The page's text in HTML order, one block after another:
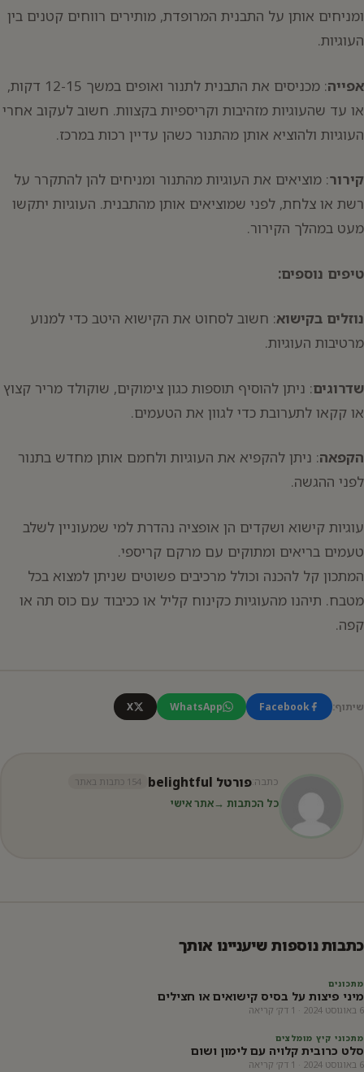
ומניחים אותן על התבנית המרופדת, מותירים רווחים קטנים בין
העוגיות.
אפייה
: מכניסים את התבנית לתנור ואופים במשך 12-15 דקות,
או עד שהעוגיות מזהיבות וקריספיות בקצוות. חשוב לעקוב אחרי
העוגיות ולהוציא אותן מהתנור כשהן עדיין רכות במרכז.
קירור: מוציאים את העוגיות מהתנור ומניחים להן להתקרר על
רשת או צלחת, לפני שמוציאים אותן מהתבנית. העוגיות יתקשו
מעט במהלך הקירור.
טיפים נוספים:
נוזלים בקישוא: חשוב לסחוט את הקישוא היטב כדי למנוע
מרטיבות העוגיות.
שדרוגים: ניתן להוסיף תוספות כגון צימוקים, שוקולד מריר קצוץ
או קקאו לתערובת כדי לגוון את הטעמים.
הקפאה: ניתן להקפיא את העוגיות ולחמם אותן מחדש בתנור
לפני ההגשה.
עוגיות קישוא ושקדים הן אופציה נהדרת למי שמעוניין לשלב
טעמים בריאים ומתוקים עם מרקם קריספי.
המתכון קל להכנה וכולל מרכיבים פשוטים שניתן למצוא בכל
מטבח. תיהנו מהעוגיות כקינוח קליל או ככיבוד עם כוס תה או
קפה.
שיתוף: Facebook
WhatsApp
X
כתבה:פורטל belightful 154 כתבות באתר
כל הכתבות →אתר אישי
כתבות נוספות שיעניינו אותך
מתכונים
מיני פיצות על בסיס קישואים או חצילים
6 באוגוסט 2024 · 1 דק׳ קריאה
מתכוני קיץ מומלצים
סלט כרובית קלויה עם לימון ושום
6 באוגוסט 2024 · 1 דק׳ קריאה